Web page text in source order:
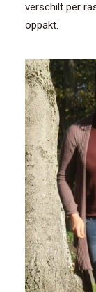
verschilt per
oppakt.